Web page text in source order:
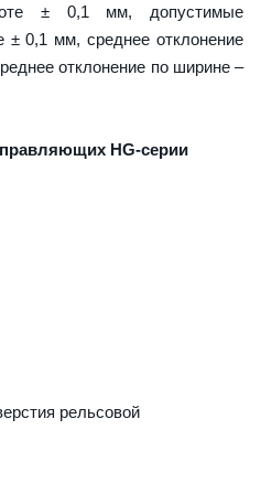
± 0,1 мм, допустимые
± 0,1 мм, среднее отклонение
отклонение по ширине –
HG-серии
рельсовой